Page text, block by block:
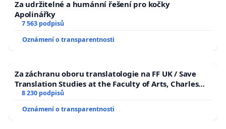
Za udržitelné a humánní řešení pro kočky
Apolinářky
7 563 podpisů
Oznámení o transparentnosti
Za záchranu oboru translatologie na FF UK / Save
Translation Studies at the Faculty of Arts, Charles
University
8 230 podpisů
Oznámení o transparentnosti